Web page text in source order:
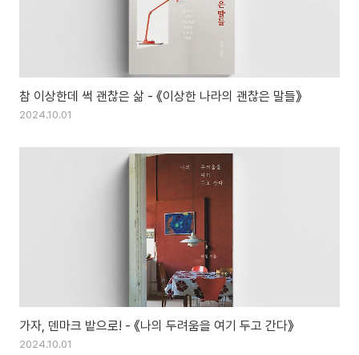
참 이상한데 썩 괜찮은 삶 - 《이상한 나라의 괜찮은 말들》
2024.10.01
가자, 덴마크 밭으로! - 《나의 두려움을 여기 두고 간다》
2024.10.01